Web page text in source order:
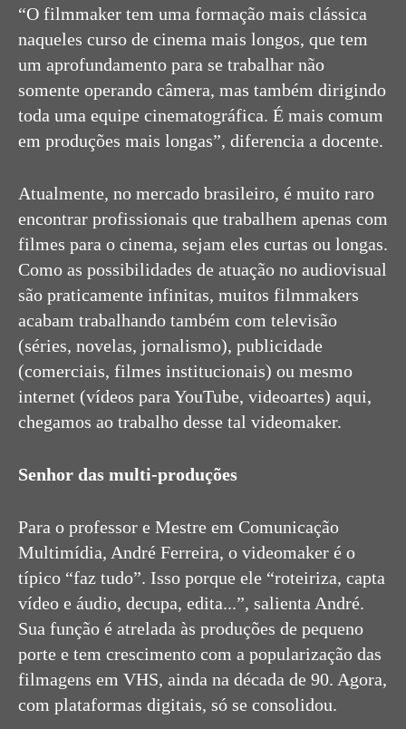
“O filmmaker tem uma formação mais clássica
naqueles curso de cinema mais longos, que tem
um aprofundamento para se trabalhar não
somente operando câmera, mas também dirigindo
toda uma equipe cinematográfica. É mais comum
em produções mais longas”, diferencia a docente.
Atualmente, no mercado brasileiro, é muito raro
encontrar profissionais que trabalhem apenas com
filmes para o cinema, sejam eles curtas ou longas.
Como as possibilidades de atuação no audiovisual
são praticamente infinitas, muitos filmmakers
acabam trabalhando também com televisão
(séries, novelas, jornalismo), publicidade
(comerciais, filmes institucionais) ou mesmo
internet (vídeos para YouTube, videoartes) aqui,
chegamos ao trabalho desse tal videomaker.
Senhor das multi-produções
Para o professor e Mestre em Comunicação
Multimídia, André Ferreira, o videomaker é o
típico “faz tudo”. Isso porque ele “roteiriza, capta
vídeo e áudio, decupa, edita...”, salienta André.
Sua função é atrelada às produções de pequeno
porte e tem crescimento com a popularização das
filmagens em VHS, ainda na década de 90. Agora,
com plataformas digitais, só se consolidou.